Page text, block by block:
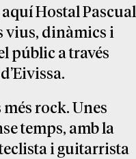
Hostal Pascual
vius, dinàmics i
públic a través
rock. Unes
temps, amb la
i guitarrista